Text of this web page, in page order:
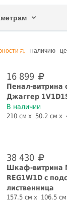
наличию
16 899
Пенал-витрина
Джаггер
В наличии
210 см 50.2 см
38 430
Шкаф-витрина
REG1W1D с
лиственница
157.5 см 106.5 см